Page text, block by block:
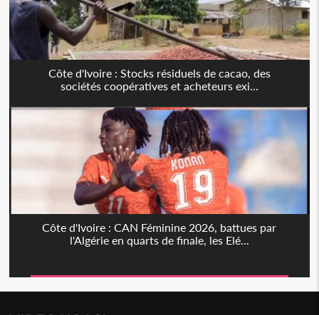
Côte d'Ivoire : Stocks résiduels de cacao, des
sociétés coopératives et acheteurs exi...
Côte d'Ivoire : CAN Féminine 2026, battues par
l'Algérie en quarts de finale, les Elé...